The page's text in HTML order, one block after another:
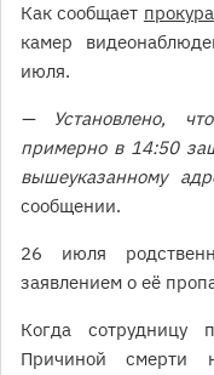
Как сообщает
камер
июля.
— Установлено,
примерно в 14:50
вышеуказанному
сообщении.
26 июля
заявлением о её
Когда сотрудницу
Причиной смерти